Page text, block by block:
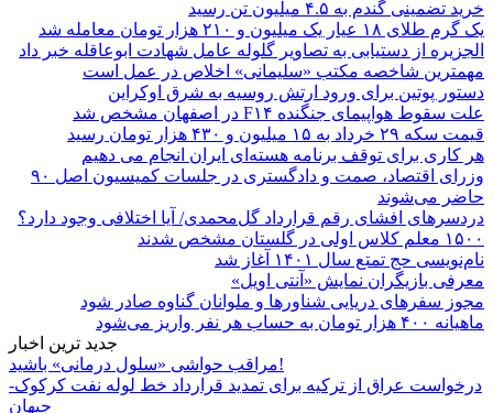
خرید تضمینی گندم به ۴.۵ میلیون تن رسید
یک گرم طلای ۱۸ عیار یک میلیون و ۲۱۰ هزار تومان معامله شد
الجزیره از دستیابی به تصاویر گلوله عامل شهادت ابوعاقله خبر داد
مهمترین شاخصه مکتب «سلیمانی» اخلاص در عمل است
دستور پوتین برای ورود ارتش روسیه به شرق اوکراین
علت سقوط هواپیمای جنگنده F۱۴ در اصفهان مشخص شد
قیمت سکه ۲۹ خرداد به ۱۵ میلیون و ۴۳۰ هزار تومان رسید
هر کاری برای توقف برنامه هسته‌ای ایران انجام می دهیم
وزرای اقتصاد، صمت و دادگستری در جلسات کمیسیون اصل ۹۰
حاضر می‌شوند
دردسرهای افشای رقم قرارداد گل‌محمدی/ آیا اختلافی وجود دارد؟
۱۵۰۰ معلم کلاس اولی در گلستان مشخص شدند
نام‌نویسی حج تمتع سال ۱۴۰۱ آغاز شد
معرفی بازیگران نمایش «آنتی اویل»
مجوز سفرهای دریایی شناورها و ملوانان گناوه صادر شود
ماهیانه ۴۰۰ هزار تومان به حساب هر نفر واریز می‌شود
جدید ترین اخبار
مراقب حواشی «سلول درمانی» باشید!
درخواست عراق از ترکیه برای تمدید قرارداد خط لوله نفت کرکوک-
جیهان